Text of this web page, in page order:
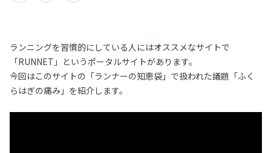
ランニングを習慣的にしている人にはオススメなサイトで
「RUNNET」というポータルサイトがあります。
今回はこのサイトの「ランナーの知恵袋」で扱われた議題「ふく
らはぎの痛み」を紹介します。